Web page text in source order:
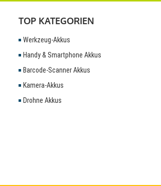
TOP KATEGORIEN
Werkzeug-Akkus
Handy & Smartphone Akkus
Barcode-Scanner Akkus
Kamera-Akkus
Drohne Akkus